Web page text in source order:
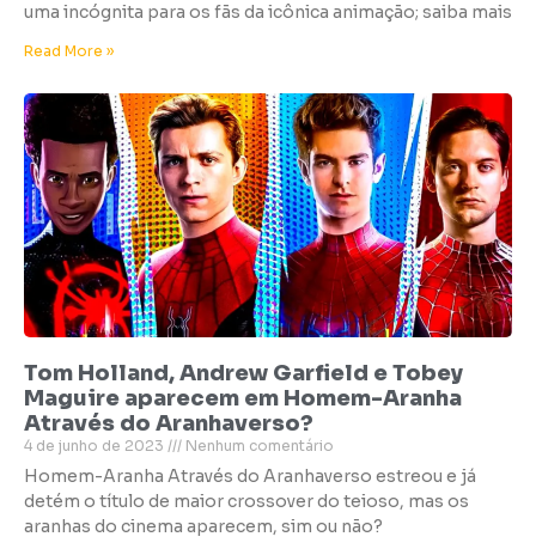
uma incógnita para os fãs da icônica animação; saiba mais
Read More »
Tom Holland, Andrew Garfield e Tobey
Maguire aparecem em Homem-Aranha
Através do Aranhaverso?
4 de junho de 2023 Nenhum comentário
Homem-Aranha Através do Aranhaverso estreou e já
detém o título de maior crossover do teioso, mas os
aranhas do cinema aparecem, sim ou não?